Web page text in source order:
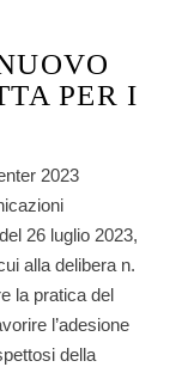
PER I
2023
26 luglio 2023,
alla delibera n.
la pratica del
l’adesione
della